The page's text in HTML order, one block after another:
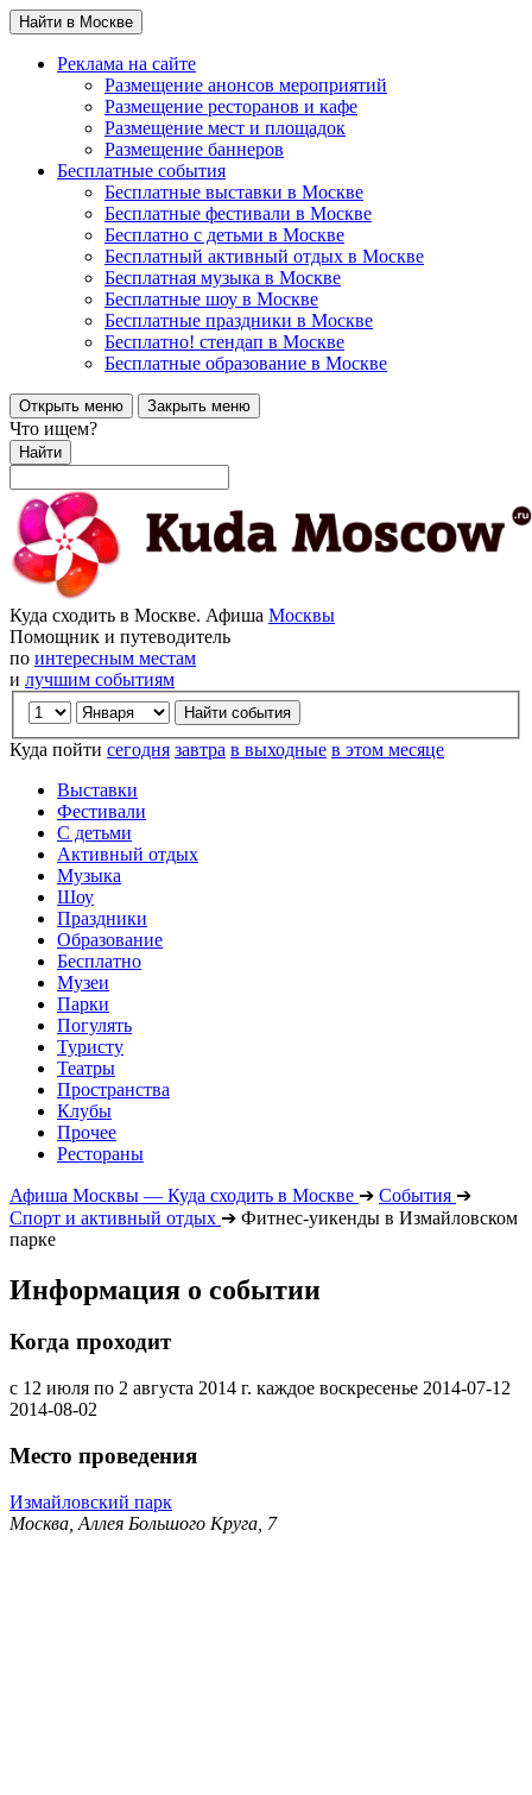
Найти в Москве
Реклама на сайте
Размещение анонсов мероприятий
Размещение ресторанов и кафе
Размещение мест и площадок
Размещение баннеров
Бесплатные события
Бесплатные выставки в Москве
Бесплатные фестивали в Москве
Бесплатно с детьми в Москве
Бесплатный активный отдых в Москве
Бесплатная музыка в Москве
Бесплатные шоу в Москве
Бесплатные праздники в Москве
Бесплатно! стендап в Москве
Бесплатные образование в Москве
Открыть меню Закрыть меню
Что ищем?
Найти
Куда сходить в Москве. Афиша Москвы
Помощник и путеводитель
по интересным местам
и лучшим событиям
Куда пойти сегодня завтра в выходные в этом месяце
Выставки
Фестивали
С детьми
Активный отдых
Музыка
Шоу
Праздники
Образование
Бесплатно
Музеи
Парки
Погулять
Туристу
Театры
Пространства
Клубы
Прочее
Рестораны
Афиша Москвы — Куда сходить в Москве ➔ События ➔
Спорт и активный отдых ➔ Фитнес-уикенды в Измайловском
парке
Информация о событии
Когда проходит
с 12 июля по 2 августа 2014 г. каждое воскресенье 2014-07-12
2014-08-02
Место проведения
Измайловский парк
Москва, Аллея Большого Круга, 7